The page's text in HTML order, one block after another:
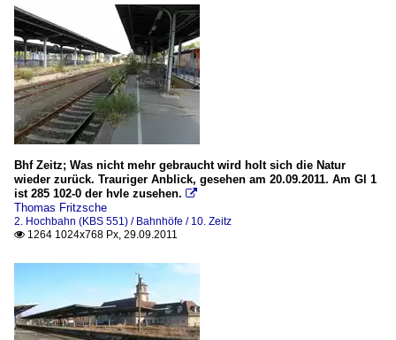
Bhf Zeitz; Was nicht mehr gebraucht wird holt sich die Natur
wieder zurück. Trauriger Anblick, gesehen am 20.09.2011. Am Gl 1
ist 285 102-0 der hvle zusehen. 
Thomas Fritzsche
2. Hochbahn (KBS 551) / Bahnhöfe / 10. Zeitz
 1264 1024x768 Px, 29.09.2011